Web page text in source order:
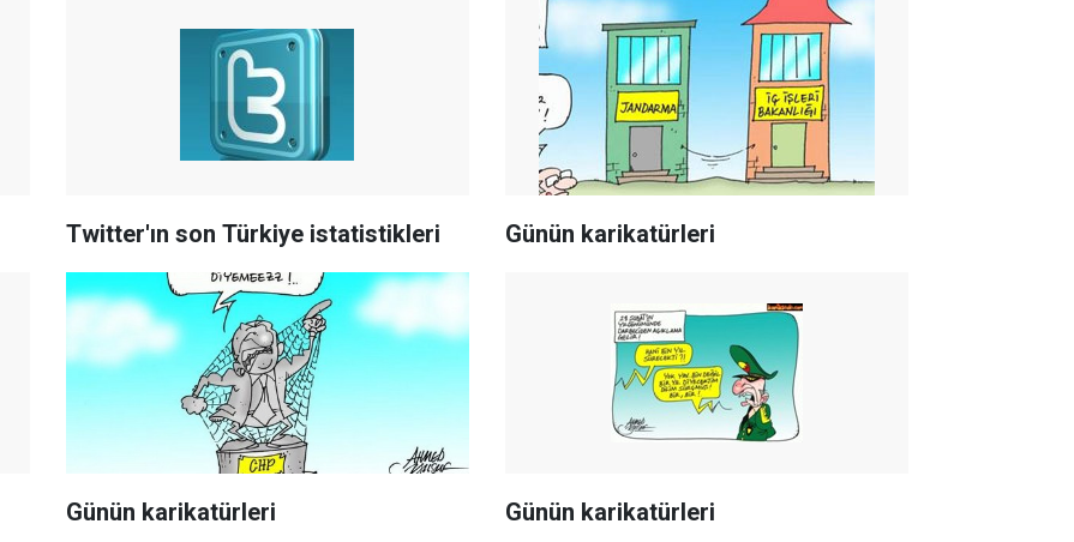
Twitter'ın son Türkiye istatistikleri Günün karikatürleri
Günün karikatürleri Günün karikatürleri